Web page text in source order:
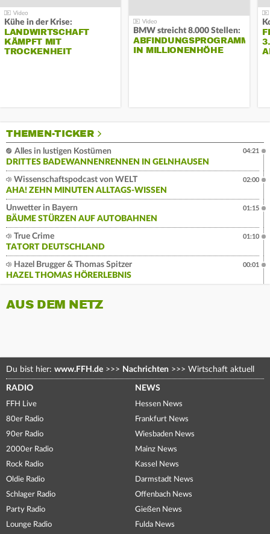
Kühe in der Krise:
LANDWIRTSCHAFT
KÄMPFT MIT
TROCKENHEIT
BMW streicht 8.000 Stellen:
ABFINDUNGSPROGRAMM
IN MILLIONENHÖHE
THEMEN-TICKER
Alles in lustigen Kostümen
DRITTES BADEWANNENRENNEN IN GELNHAUSEN
04:21
Wissenschaftspodcast von WELT
AHA! ZEHN MINUTEN ALLTAGS-WISSEN
02:00
Unwetter in Bayern
BÄUME STÜRZEN AUF AUTOBAHNEN
01:15
True Crime
TATORT DEUTSCHLAND
01:10
Hazel Brugger & Thomas Spitzer
HAZEL THOMAS HÖRERLEBNIS
00:01
AUS DEM NETZ
Du bist hier: www.FFH.de >>> Nachrichten >>> Wirtschaft aktuell
RADIO
FFH Live
80er Radio
90er Radio
2000er Radio
Rock Radio
Oldie Radio
Schlager Radio
Party Radio
Lounge Radio
NEWS
Hessen News
Frankfurt News
Wiesbaden News
Mainz News
Kassel News
Darmstadt News
Offenbach News
Gießen News
Fulda News